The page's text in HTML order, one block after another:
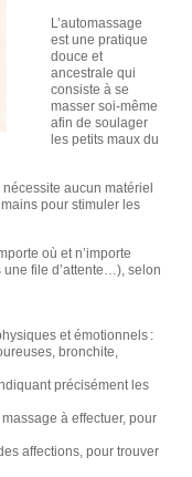
L’automassage
est une pratique
douce et
ancestrale qui
consiste à se
masser soi-même
afin de soulager
les petits maux du
aucun matériel
pour stimuler les
où et n’importe
file d’attente…), selon
et émotionnels :
bronchite,
précisément les
à effectuer, pour
affections, pour trouver